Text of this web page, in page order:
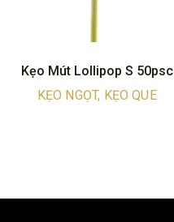
Kẹo Mút Lollipop S 50psc
KẸO NGỌT, KẸO QUE